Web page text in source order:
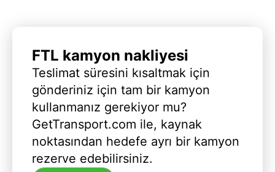
FTL kamyon nakliyesi
Teslimat süresini kısaltmak için
gönderiniz için tam bir kamyon
kullanmanız gerekiyor mu?
GetTransport.com ile, kaynak
noktasından hedefe ayrı bir kamyon
rezerve edebilirsiniz.